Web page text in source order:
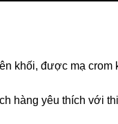
khối, được mạ
hàng yêu thích với